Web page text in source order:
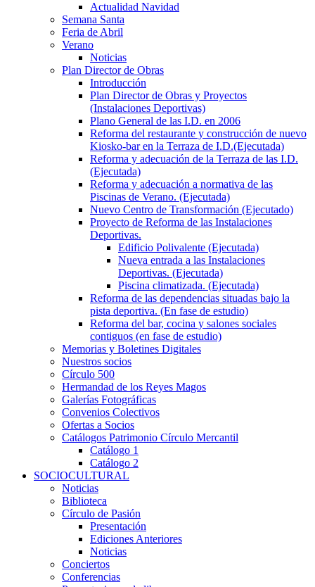
Actualidad Navidad
Semana Santa
Feria de Abril
Verano
Noticias
Plan Director de Obras
Introducción
Plan Director de Obras y Proyectos
(Instalaciones Deportivas)
Plano General de las I.D. en 2006
Reforma del restaurante y construcción de nuevo
Kiosko-bar en la Terraza de I.D.(Ejecutada)
Reforma y adecuación de la Terraza de las I.D.
(Ejecutada)
Reforma y adecuación a normativa de las
Piscinas de Verano. (Ejecutada)
Nuevo Centro de Transformación (Ejecutado)
Proyecto de Reforma de las Instalaciones
Deportivas.
Edificio Polivalente (Ejecutada)
Nueva entrada a las Instalaciones
Deportivas. (Ejecutada)
Piscina climatizada. (Ejecutada)
Reforma de las dependencias situadas bajo la
pista deportiva. (En fase de estudio)
Reforma del bar, cocina y salones sociales
contiguos (en fase de estudio)
Memorias y Boletines Digitales
Nuestros socios
Círculo 500
Hermandad de los Reyes Magos
Galerías Fotográficas
Convenios Colectivos
Ofertas a Socios
Catálogos Patrimonio Círculo Mercantil
Catálogo 1
Catálogo 2
SOCIOCULTURAL
Noticias
Biblioteca
Círculo de Pasión
Presentación
Ediciones Anteriores
Noticias
Conciertos
Conferencias